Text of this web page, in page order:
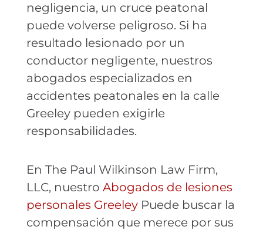
negligencia, un cruce peatonal
puede volverse peligroso. Si ha
resultado lesionado por un
conductor negligente, nuestros
abogados especializados en
accidentes peatonales en la calle
Greeley pueden exigirle
responsabilidades.
En The Paul Wilkinson Law Firm,
LLC, nuestro Abogados de lesiones
personales GreeleyPuede buscar la
compensación que merece por sus